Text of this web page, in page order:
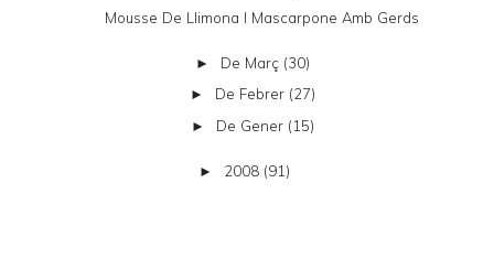
Mousse De Llimona I Mascarpone Amb Gerds
► De Març (30)
► De Febrer (27)
► De Gener (15)
► 2008 (91)